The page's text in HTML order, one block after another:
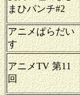
まひパンチ#2
アニメぱらだい
す
アニメTV 第11
回